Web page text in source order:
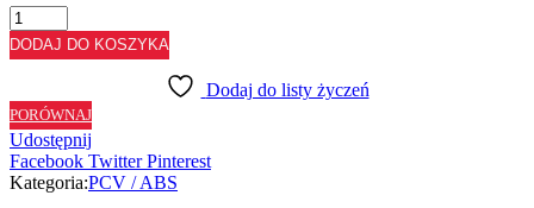
ilość
ABS
BUK
NATURALNY
H3991
ST10
-
42/2
DODAJ DO KOSZYKA
Dodaj do listy życzeń
PORÓWNAJ
Udostępnij
Facebook Twitter Pinterest
Kategoria:PCV / ABS